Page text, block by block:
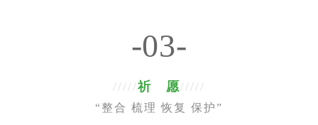
-03-
/////祈 愿/////
“整合 梳理 恢复 保护”